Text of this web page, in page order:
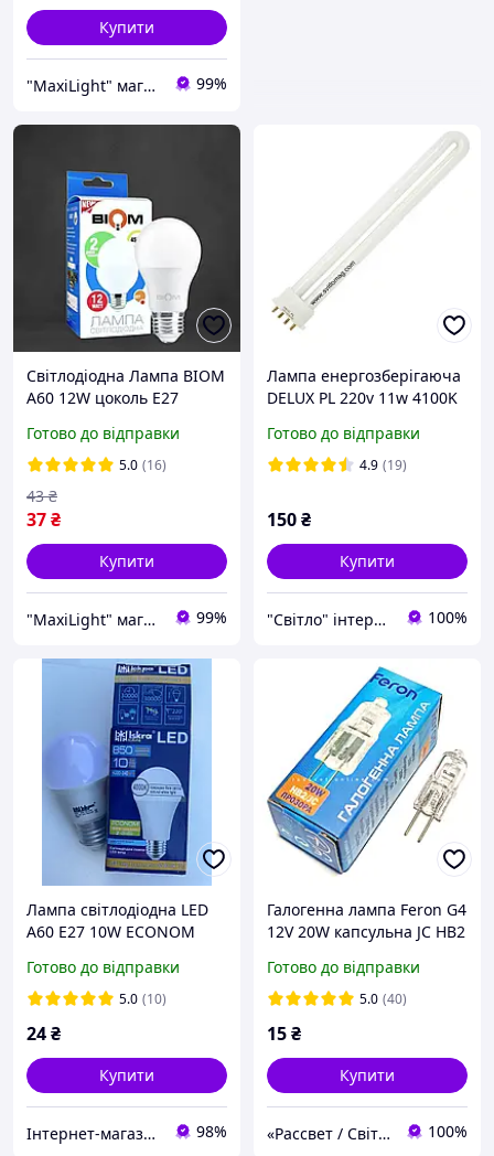
Купити
"MaxiLight" магазин світлотехніки 99%
Світлодіодна Лампа BIOM
A60 12W цоколь E27
Готово до відправки
5.0 (16)
37₴
43 ₴
Купити
"MaxiLight" магазин світлотехніки 99%
Лампа енергозберігаюча
DELUX PL 220v 11w 4100K
Готово до відправки
4.9 (19)
150₴
Купити
"Світло" інтернет-магазин 100%
Лампа світлодіодна LED
A60 E27 10W ECONOM
дома, лампа в люстру
Готово до відправки
5.0 (10)
24₴
Купити
Інтернет-магазин електротоварів та освітлення «Світла Хата» 98%
Галогенна лампа Feron G4
12V 20W капсульна JC HB2
220Lm
Готово до відправки
5.0 (40)
15₴
Купити
«Рассвет / Світанок» – все для освітлення! 100%